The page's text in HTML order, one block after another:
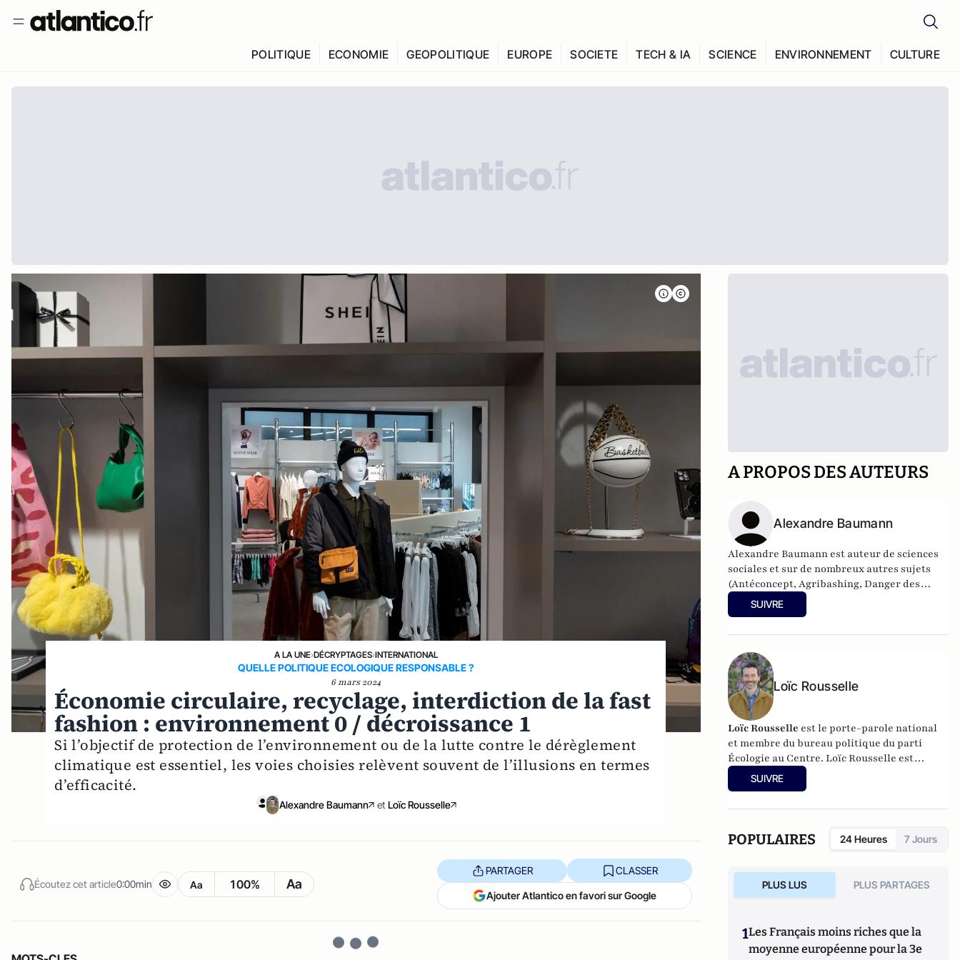
POLITIQUE ECONOMIE GEOPOLITIQUE EUROPE SOCIETE TECH & IA SCIENCE ENVIRONNEMENT CULTURE
A LA UNE›DÉCRYPTAGES›INTERNATIONAL
QUELLE POLITIQUE ECOLOGIQUE RESPONSABLE ?
6 mars 2024
Économie circulaire, recyclage, interdiction de la fast
fashion : environnement 0 / décroissance 1
Si l’objectif de protection de l’environnement ou de la lutte contre le dérèglement
climatique est essentiel, les voies choisies relèvent souvent de l’illusions en termes
d’efficacité.
Alexandre Baumann et Loïc Rousselle
Écoutez cet article0:00min Aa 100% Aa
PARTAGER CLASSER
Ajouter Atlantico en favori sur Google
A PROPOS DES AUTEURS
Alexandre Baumann
Alexandre Baumann est auteur de sciences
sociales et sur de nombreux autres sujets
(Antéconcept, Agribashing, Danger des
agrégats, Cancer militant).
SUIVRE
Loïc Rousselle
Loïc Rousselle est le porte-parole national
et membre du bureau politique du parti
Écologie au Centre. Loïc Rousselle est
professeur de physique.
SUIVRE
POPULAIRES 24 Heures 7 Jours
PLUS LUS PLUS PARTAGES
1Les Français moins riches que la
moyenne européenne pour la 3e